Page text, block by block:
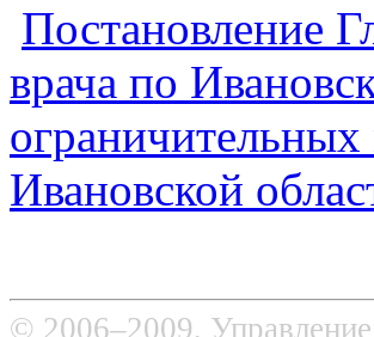
Постановление
врача по
Ивановской
© 2006–2009,